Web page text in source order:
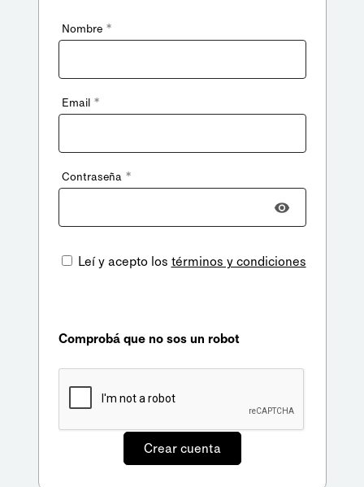
Nombre *
Email *
Contraseña *
Leí y acepto los términos y condiciones
Comprobá que no sos un robot